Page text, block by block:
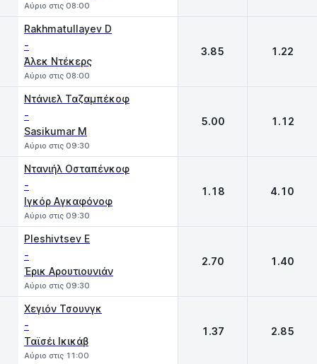
Αύριο στις 08:00
Rakhmatullayev D
-
Άλεκ Ντέκερς
Αύριο στις 08:00
3.85 1.22
Ντάνιελ Ταζαμπέκοφ
-
Sasikumar M
Αύριο στις 09:30
5.00 1.12
Ντανιήλ Οσταπένκοφ
-
Ιγκόρ Αγκαφόνοφ
Αύριο στις 09:30
1.18 4.10
Pleshivtsev E
-
Έρικ Αρουτιουνιάν
Αύριο στις 09:30
2.70 1.40
Χεγιόν Τσουνγκ
-
Ταϊσέι Ικικάβ
Αύριο στις 11:00
1.37 2.85